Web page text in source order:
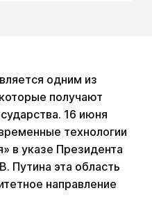
одним из
получают
16 июня
технологии
в указе Президента
Путина эта область
направление